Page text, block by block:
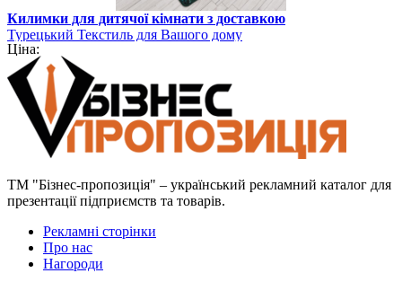
Килимки для дитячої кімнати з доставкою
Турецький Текстиль для Вашого дому
Ціна:
ТМ "Бізнес-пропозиція" – український рекламний каталог для
презентації підприємств та товарів.
Рекламні сторінки
Про нас
Нагороди